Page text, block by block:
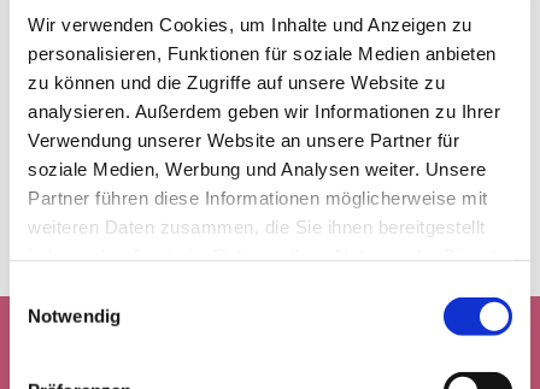
Wir verwenden Cookies, um Inhalte und Anzeigen zu
personalisieren, Funktionen für soziale Medien anbieten
zu können und die Zugriffe auf unsere Website zu
analysieren. Außerdem geben wir Informationen zu Ihrer
Verwendung unserer Website an unsere Partner für
soziale Medien, Werbung und Analysen weiter. Unsere
Partner führen diese Informationen möglicherweise mit
weiteren Daten zusammen, die Sie ihnen bereitgestellt
E
Notwendig
festgelegt sind.
Wer den gesamten Text des Schutzkonzepts lesen
möchte, findet ihnhier.
Ansprechpersonen in der